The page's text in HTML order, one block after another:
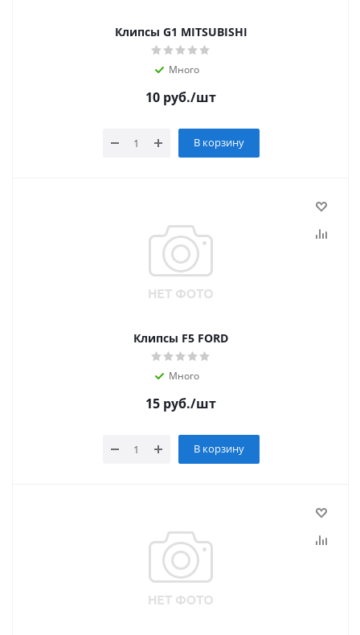
Клипсы G1 MITSUBISHI
Много
10 руб./шт
В корзину
Клипсы F5 FORD
Много
15 руб./шт
В корзину